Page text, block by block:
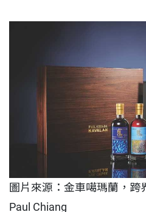
圖片來源：金車噶瑪蘭，跨
Paul Chiang